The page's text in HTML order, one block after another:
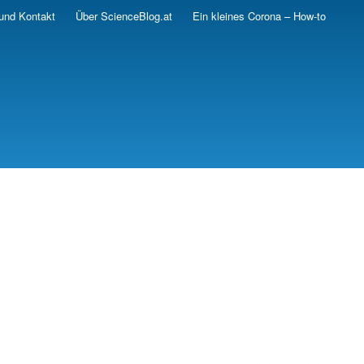
Kontakt Über ScienceBlog.at Ein kleines Corona – How-to